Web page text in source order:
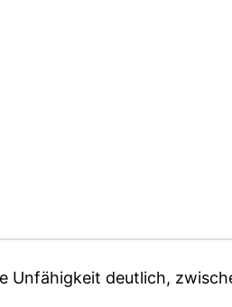
Unfähigkeit deutlich,